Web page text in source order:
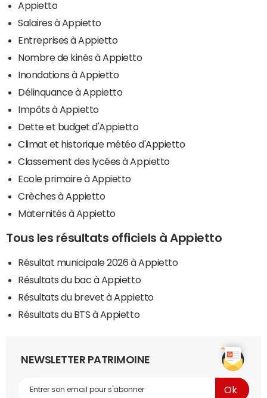
Appietto
Salaires à Appietto
Entreprises à Appietto
Nombre de kinés à Appietto
Inondations à Appietto
Délinquance à Appietto
Impôts à Appietto
Dette et budget d'Appietto
Climat et historique météo d'Appietto
Classement des lycées à Appietto
Ecole primaire à Appietto
Crèches à Appietto
Maternités à Appietto
Tous les résultats officiels à Appietto
Résultat municipale 2026 à Appietto
Résultats du bac à Appietto
Résultats du brevet à Appietto
Résultats du BTS à Appietto
NEWSLETTER PATRIMOINE